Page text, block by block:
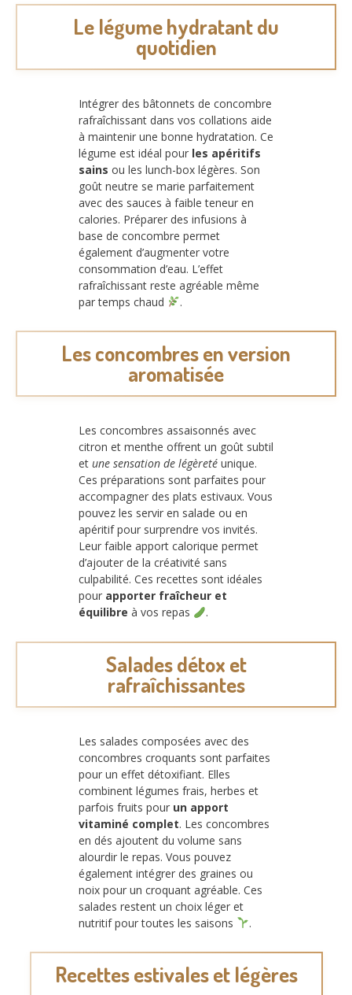
Le légume hydratant du
quotidien
Intégrer des bâtonnets de concombre
rafraîchissant dans vos collations aide
à maintenir une bonne hydratation. Ce
légume est idéal pour les apéritifs
sains ou les lunch-box légères. Son
goût neutre se marie parfaitement
avec des sauces à faible teneur en
calories. Préparer des infusions à
base de concombre permet
également d’augmenter votre
consommation d’eau. L’effet
rafraîchissant reste agréable même
par temps chaud
.
Les concombres en version
aromatisée
Les concombres assaisonnés avec
citron et menthe offrent un goût subtil
et une sensation de légèreté unique.
Ces préparations sont parfaites pour
accompagner des plats estivaux. Vous
pouvez les servir en salade ou en
apéritif pour surprendre vos invités.
Leur faible apport calorique permet
d’ajouter de la créativité sans
culpabilité. Ces recettes sont idéales
pour apporter fraîcheur et
équilibre à vos repas .
Salades détox et
rafraîchissantes
Les salades composées avec des
concombres croquants sont parfaites
pour un effet détoxifiant. Elles
combinent légumes frais, herbes et
parfois fruits pour un apport
vitaminé complet. Les concombres
en dés ajoutent du volume sans
alourdir le repas. Vous pouvez
également intégrer des graines ou
noix pour un croquant agréable. Ces
salades restent un choix léger et
nutritif pour toutes les saisons
.
Recettes estivales et légères